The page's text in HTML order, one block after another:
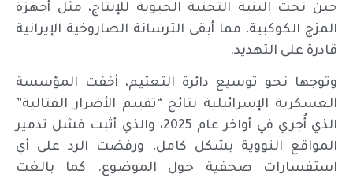
حين نجت البنية التحتية الحيوية للإنتاج، مثل أجهزة
المزج الكوكبية، مما أبقى الترسانة الصاروخية الإيرانية
قادرة على التهديد.
وتوجها نحو توسيع دائرة التعتيم، أخفت المؤسسة
العسكرية الإسرائيلية نتائج “تقييم الأضرار القتالية”
الذي أُجري في أواخر عام 2025، والذي أثبت فشل تدمير
المواقع النووية بشكل كامل، ورفضت الرد على أي
استفسارات صحفية حول الموضوع. كما بالغت